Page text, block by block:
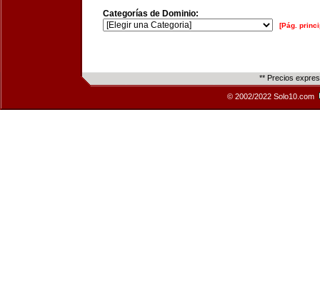
Categorías de Dominio:
[Pág.
** Precios
© 2002/2022 Solo10.com